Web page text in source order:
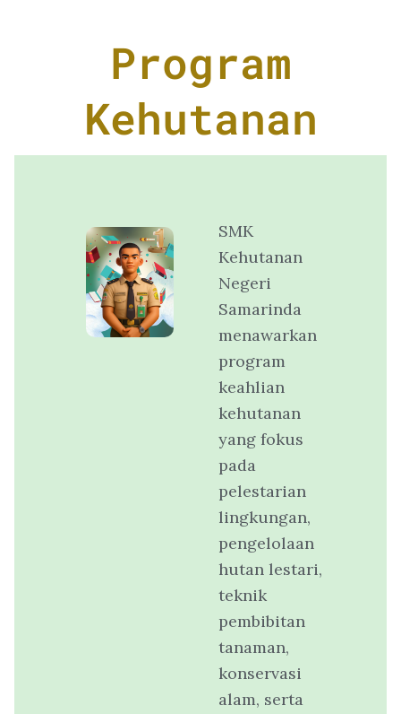
Program
Kehutanan
SMK
Kehutanan
Negeri
Samarinda
menawarkan
program
keahlian
kehutanan
yang fokus
pada
pelestarian
lingkungan,
pengelolaan
hutan lestari,
teknik
pembibitan
tanaman,
konservasi
alam, serta